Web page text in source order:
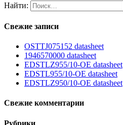
Найти:
Свежие записи
OSTTJ075152 datasheet
1946570000 datasheet
EDSTLZ955/10-OE datasheet
EDSTL955/10-OE datasheet
EDSTLZ950/10-OE datasheet
Свежие комментарии
Рубрики